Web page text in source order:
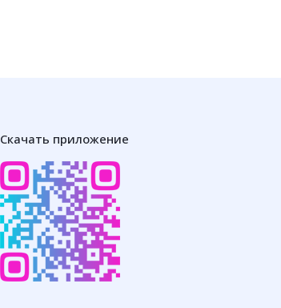
Скачать приложение